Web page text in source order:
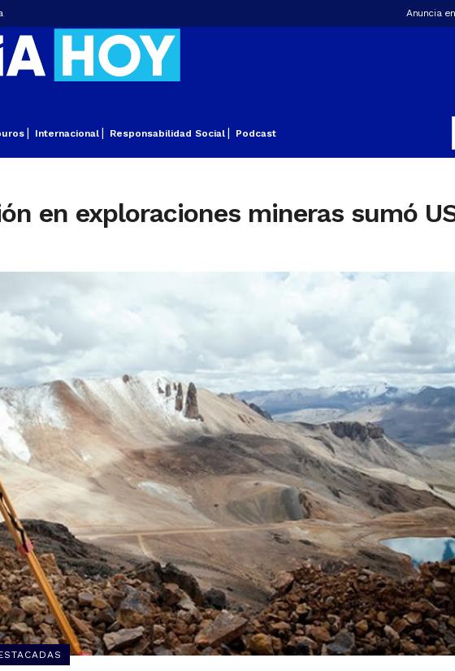
Anuncia
Internacional Responsabilidad Social Podcast
en exploraciones mineras sumó